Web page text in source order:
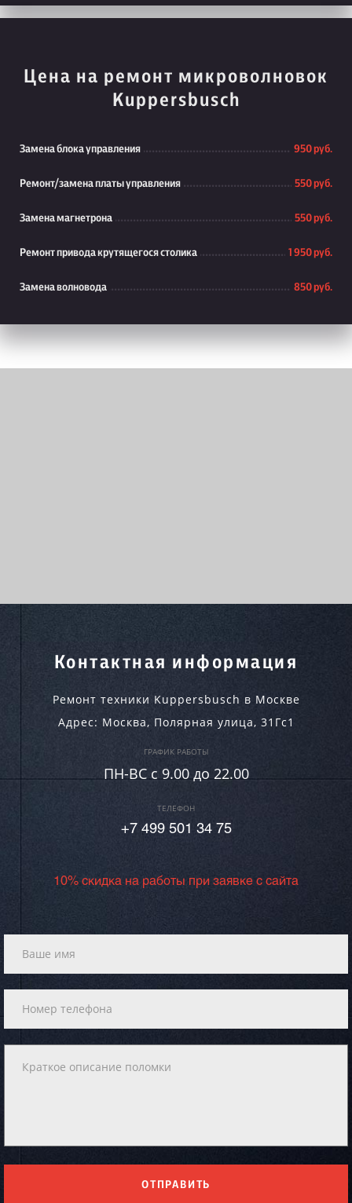
Цена на ремонт микроволновок
Kuppersbusch
Замена блока управления 950 руб.
Ремонт/замена платы управления 550 руб.
Замена магнетрона 550 руб.
Ремонт привода крутящегося столика 1 950 руб.
Замена волновода 850 руб.
Контактная информация
Ремонт техники Kuppersbusch в Москве
Адрес: Москва, Полярная улица, 31Гс1
ГРАФИК РАБОТЫ
ПН-ВC c 9.00 до 22.00
ТЕЛЕФОН
+7 499 501 34 75
10% скидка на работы при заявке с сайта
ОТПРАВИТЬ